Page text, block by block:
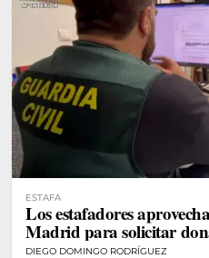
ESTAFA
Los estafadores
Madrid para solicitar
DIEGO DOMINGO RODRÍGUEZ